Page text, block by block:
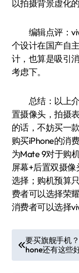
以拍摄背景虚化的
编辑点评：
个设计在国产自
计，也算是吸引
考虑下。
总结：以上介
置摄像头，拍摄
的话，不妨买一
购买iPhone的消
为Mate 9对于购
屏幕+后置双摄
选择；购机预算
费者可以选择荣
消费者可以选择
章
导
要买旗舰手机
hone还有这些